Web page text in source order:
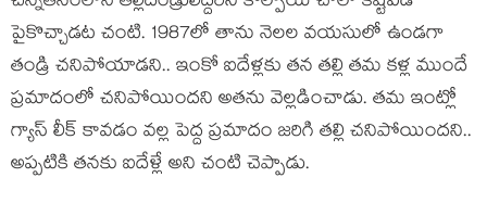
పైకొచ్చాడట చంటి. 1987లో తాను నెలల వయసులో ఉండగా
తండ్రి చనిపోయాడని.. ఇంకో ఐదేళ్లకు తన తల్లి తమ కళ్ల ముందే
ప్రమాదంలో చనిపోయిందని అతను వెల్లడించాడు. తమ ఇంట్లో
గ్యాస్ లీక్ కావడం వల్ల పెద్ద ప్రమాదం జరిగి తల్లి చనిపోయిందని..
అప్పటికి తనకు ఐదేళ్లే అని చంటి చెప్పాడు.